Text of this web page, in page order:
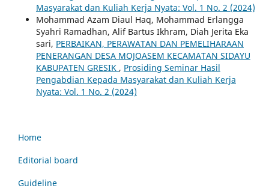
Masyarakat dan Kuliah Kerja Nyata: Vol. 1 No. 2 (2024)
Mohammad Azam Diaul Haq, Mohammad Erlangga
Syahri Ramadhan, Alif Bartus Ikhram, Diah Jerita Eka
sari, PERBAIKAN, PERAWATAN DAN PEMELIHARAAN
PENERANGAN DESA MOJOASEM KECAMATAN SIDAYU
KABUPATEN GRESIK , Prosiding Seminar Hasil
Pengabdian Kepada Masyarakat dan Kuliah Kerja
Nyata: Vol. 1 No. 2 (2024)
Home
Editorial board
Guideline